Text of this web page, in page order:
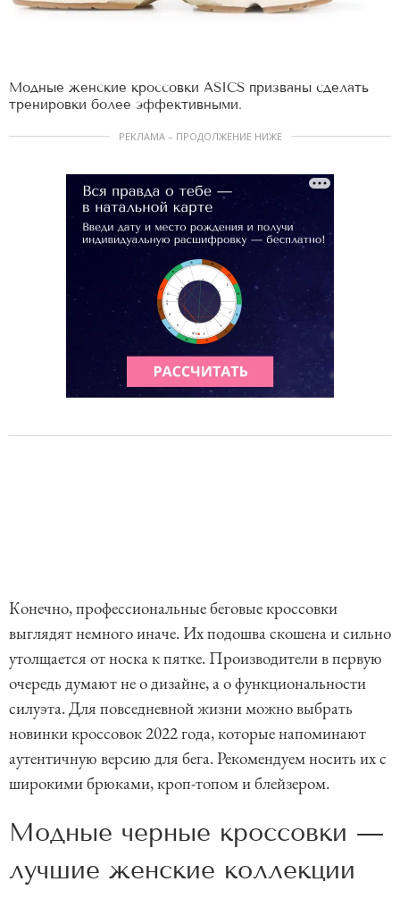
Модные женские кроссовки ASICS призваны сделать
тренировки более эффективными.
РЕКЛАМА – ПРОДОЛЖЕНИЕ НИЖЕ
Конечно, профессиональные беговые кроссовки
выглядят немного иначе. Их подошва скошена и сильно
утолщается от носка к пятке. Производители в первую
очередь думают не о дизайне, а о функциональности
силуэта. Для повседневной жизни можно выбрать
новинки кроссовок 2022 года, которые напоминают
аутентичную версию для бега. Рекомендуем носить их с
широкими брюками, кроп-топом и блейзером.
Модные черные кроссовки —
лучшие женские коллекции